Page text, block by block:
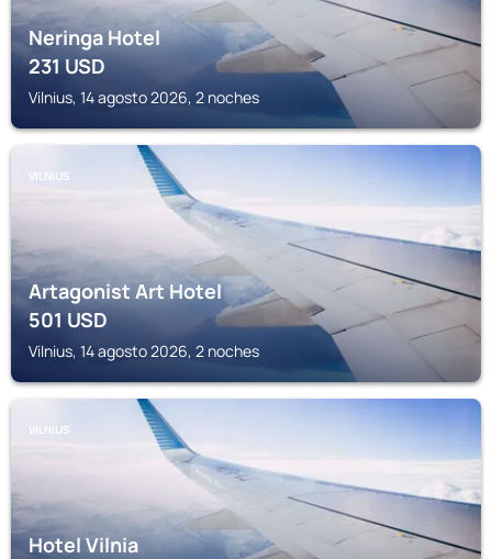
Neringa Hotel
231USD
Vilnius, 14 agosto 2026, 2 noches
VILNIUS
Artagonist Art Hotel
501USD
Vilnius, 14 agosto 2026, 2 noches
VILNIUS
Hotel Vilnia